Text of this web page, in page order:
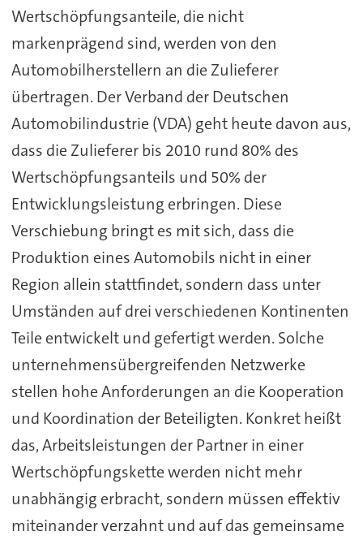
Wertschöpfungsanteile, die nicht
markenprägend sind, werden von den
Automobilherstellern an die Zulieferer
übertragen. Der Verband der Deutschen
Automobilindustrie (VDA) geht heute davon aus,
dass die Zulieferer bis 2010 rund 80% des
Wertschöpfungsanteils und 50% der
Entwicklungsleistung erbringen. Diese
Verschiebung bringt es mit sich, dass die
Produktion eines Automobils nicht in einer
Region allein stattfindet, sondern dass unter
Umständen auf drei verschiedenen Kontinenten
Teile entwickelt und gefertigt werden. Solche
unternehmensübergreifenden Netzwerke
stellen hohe Anforderungen an die Kooperation
und Koordination der Beteiligten. Konkret heißt
das, Arbeitsleistungen der Partner in einer
Wertschöpfungskette werden nicht mehr
unabhängig erbracht, sondern müssen effektiv
miteinander verzahnt und auf das gemeinsame